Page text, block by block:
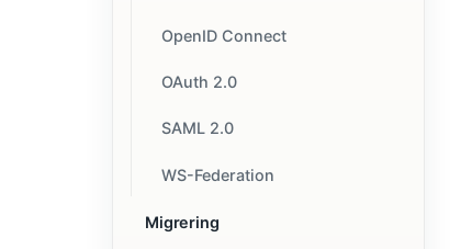
OpenID Connect
OAuth 2.0
SAML 2.0
WS-Federation
Migrering